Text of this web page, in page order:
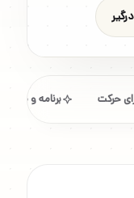
حرکت برنامه و